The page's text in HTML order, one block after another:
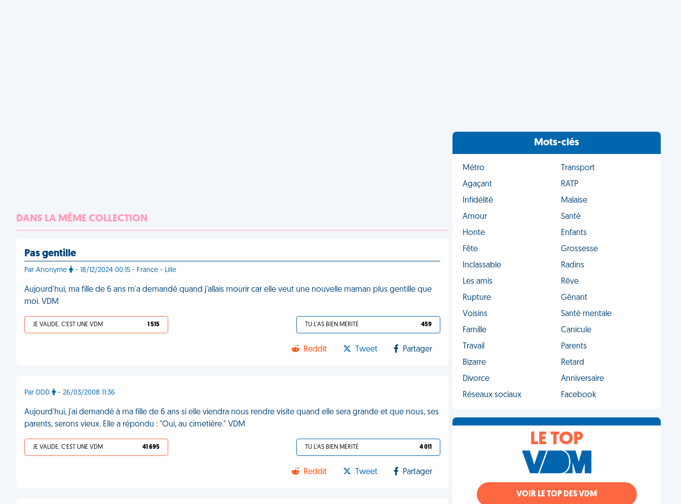
DANS LA MÊME COLLECTION
Pas gentille
Par Anonyme - 18/12/2024 00:15 - France - Lille
Aujourd'hui, ma fille de 6 ans m'a demandé quand j'allais mourir car elle veut une nouvelle maman plus gentille que
moi. VDM
JE VALIDE, C'EST UNE VDM 1 515 TU L'AS BIEN MÉRITÉ 459
Reddit Tweet Partager
Par DDD - 26/03/2008 11:36
Aujourd'hui, j'ai demandé à ma fille de 6 ans si elle viendra nous rendre visite quand elle sera grande et que nous, ses
parents, serons vieux. Elle a répondu : "Oui, au cimetière." VDM
JE VALIDE, C'EST UNE VDM 41 695 TU L'AS BIEN MÉRITÉ 4 011
Reddit Tweet Partager
Mots-clés
Métro
Transport
Agaçant
RATP
Infidélité
Malaise
Amour
Santé
Honte
Enfants
Fête
Grossesse
Inclassable
Radins
Les amis
Rêve
Rupture
Gênant
Voisins
Santé mentale
Famille
Canicule
Travail
Parents
Bizarre
Retard
Divorce
Anniversaire
Réseaux sociaux
Facebook
LE TOP
VOIR LE TOP DES VDM